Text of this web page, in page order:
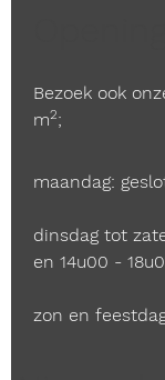
Bezoek ook
m2;
maandag:
dinsdag tot
en 14u00 -
zon en